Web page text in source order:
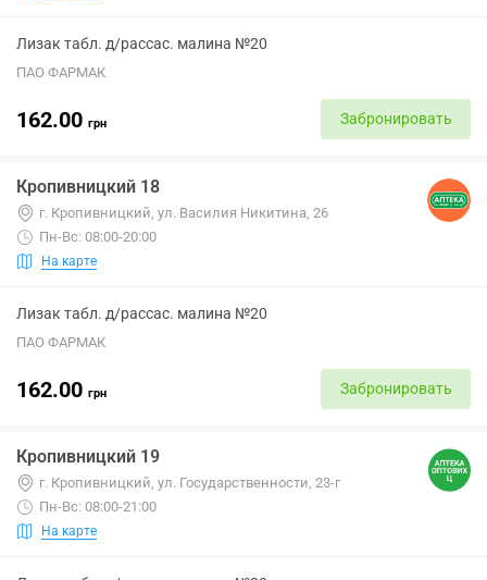
Лизак табл. д/рассас. малина №20
ПАО ФАРМАК
162.00 грн Забронировать
Кропивницкий 18
г. Кропивницкий, ул. Василия Никитина, 26
Пн-Вс: 08:00-20:00
На карте
Лизак табл. д/рассас. малина №20
ПАО ФАРМАК
162.00 грн Забронировать
Кропивницкий 19
г. Кропивницкий, ул. Государственности, 23-г
Пн-Вс: 08:00-21:00
На карте